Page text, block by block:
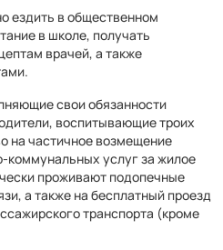
ездить в общественном
в школе, получать
врачей, а также
свои обязанности
воспитывающие троих
на частичное возмещение
коммунальных услуг за жилое
проживают подопечные
а также на бесплатный проезд
транспорта (кроме